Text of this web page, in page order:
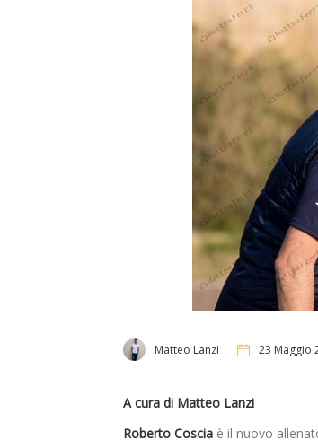
Matteo Lanzi 23 Maggio
A cura di Matteo Lanzi
Roberto Coscia è il nuovo